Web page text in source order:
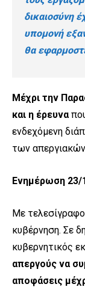
δικαιοσύνη
υπομονή
θα
Μέχρι την
και η έρευνα
ενδεχόμενη
των
Ενημέρωση 23/
Με
κυβέρνηση. Σε
κυβερνητικός
απεργούς να
αποφάσεις